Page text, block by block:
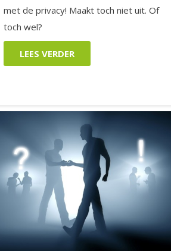
met de privacy! Maakt toch niet uit. Of
toch wel?
LEES VERDER